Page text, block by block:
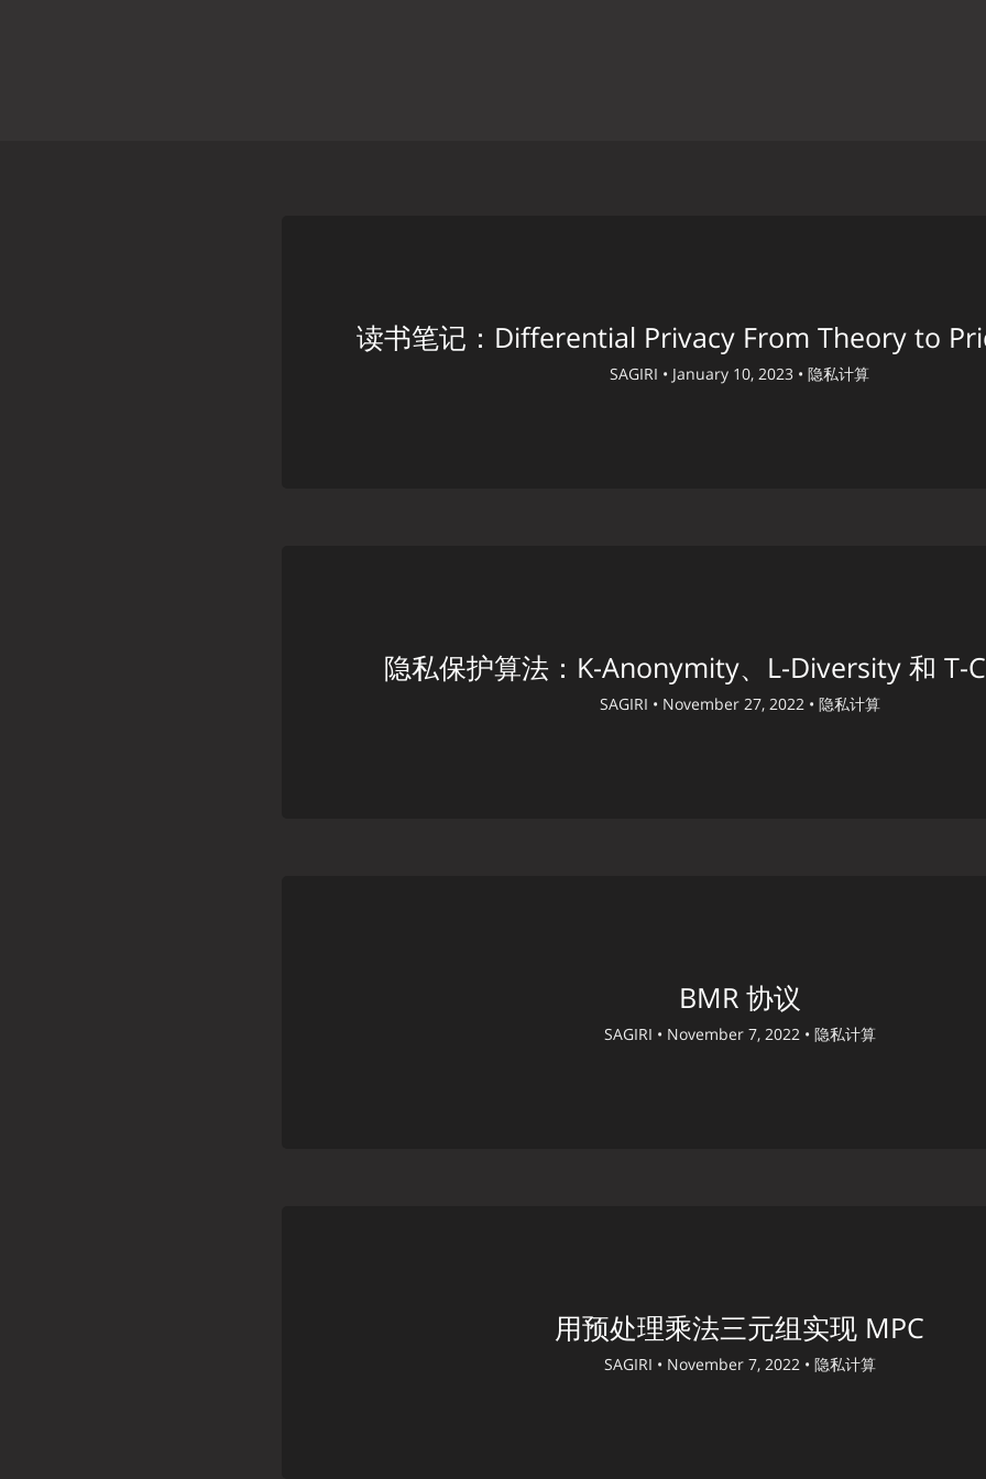
读书笔记：Differential Privacy From Theory to
SAGIRI • January 10, 2023 • 隐私计算
隐私保护算法：K-Anonymity、L-Diversity 和 T-
SAGIRI • November 27, 2022 • 隐私计算
BMR 协议
SAGIRI • November 7, 2022 • 隐私计算
用预处理乘法三元组实现 MPC
SAGIRI • November 7, 2022 • 隐私计算